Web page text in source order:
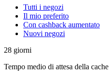
Tutti i negozi
Il mio preferito
Con cashback aumentato
Nuovi negozi
28 giorni
Tempo medio di attesa della cache